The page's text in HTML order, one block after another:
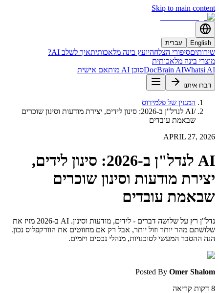
Skip to main content
English עברית
שירותיםסיפורי הצלחהיועץ בינה מלאכותיתאיך לשלב AI?
מוצרי בינה מלאכותית
DocBrain AIWhatsi AI סוכן AI מותאם אישית
דברו איתנו
המגזין של פלמידוס
/
AI לנדל"ן ב-2026: סינון לידים, יצירת מודעות וסינון שוכרים
שבאמת עובדים
APRIL 27, 2026
AI לנדל"ן ב-2026: סינון לידים,
יצירת מודעות וסינון שוכרים
שבאמת עובדים
נדל"ן רץ על שלושה דברים - לידים, מודעות וסינון. AI ב-2026 מזיז את
שלושתם מהר יותר וזול יותר, אבל רק אם מחווטים את הוורקפלוס נכון.
הנה ההסבר המעשי לסוכנויות, מנהלי נכסים ויזמים.
Posted By Omer Shalom
8 דקות קריאה